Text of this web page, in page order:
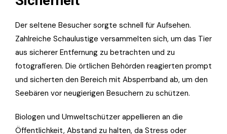
Der seltene Besucher sorgte schnell für Aufsehen.
Zahlreiche Schaulustige versammelten sich, um das Tier
aus sicherer Entfernung zu betrachten und zu
fotografieren. Die örtlichen Behörden reagierten prompt
und sicherten den Bereich mit Absperrband ab, um den
Seebären vor neugierigen Besuchern zu schützen.
Biologen und Umweltschützer appellieren an die
Öffentlichkeit, Abstand zu halten, da Stress oder